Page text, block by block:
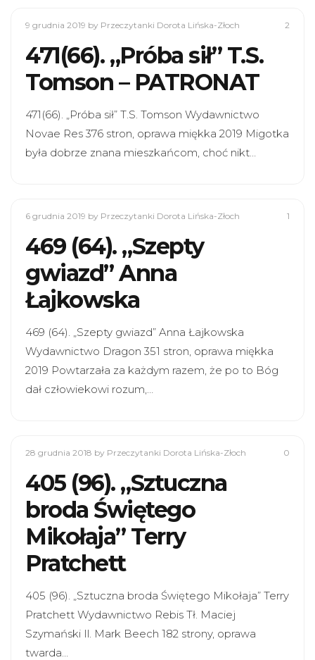
9 grudnia 2019 by Przeczytanki Dorota Lińska-Złoch 2
471(66). „Próba sił” T.S.
Tomson – PATRONAT
471(66). „Próba sił” T.S. Tomson Wydawnictwo
Novae Res 376 stron, oprawa miękka 2019 Migotka
była dobrze znana mieszkańcom, choć nikt…
6 grudnia 2019 by Przeczytanki Dorota Lińska-Złoch 1
469 (64). „Szepty
gwiazd” Anna
Łajkowska
469 (64). „Szepty gwiazd” Anna Łajkowska
Wydawnictwo Dragon 351 stron, oprawa miękka
2019 Powtarzała za każdym razem, że po to Bóg
dał człowiekowi rozum,…
28 grudnia 2018 by Przeczytanki Dorota Lińska-Złoch 0
405 (96). „Sztuczna
broda Świętego
Mikołaja” Terry
Pratchett
405 (96). „Sztuczna broda Świętego Mikołaja” Terry
Pratchett Wydawnictwo Rebis Tł. Maciej
Szymański Il. Mark Beech 182 strony, oprawa
twarda…